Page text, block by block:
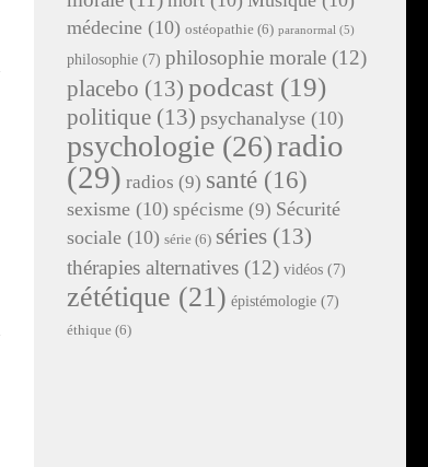
médecine (10) ostéopathie (6) paranormal (5)
philosophie (7) philosophie morale (12)
placebo (13) podcast (19)
politique (13) psychanalyse (10)
psychologie (26)radio
(29) radios (9) santé (16)
sexisme (10) spécisme (9) Sécurité
sociale (10) série (6) séries (13)
thérapies alternatives (12) vidéos (7)
zététique (21) épistémologie (7)
éthique (6)